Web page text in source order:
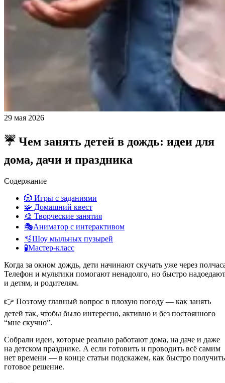
29 мая 2026
☔ Чем занять детей в дождь: идеи для
дома, дачи и праздника
Содержание
🎲 Игры с заданиями
🧩 Домашний квест
🎨 Творческие занятия
🎭Аниматор с интерактивом
🫧Шоу мыльных пузырей
🧪Мастер-класс
Когда за окном дождь, дети начинают скучать уже через
Телефон и мультики помогают ненадолго, но быстро надоедают
и детям, и родителям.
👉 Поэтому главный вопрос в плохую погоду — как занять
детей так, чтобы было интересно, активно и без постоянного
“мне скучно”.
Собрали идеи, которые реально работают дома, на даче и даже
на детском празднике. А если готовить и проводить всё самим
нет времени — в конце статьи подскажем, как быстро получить
готовое решение.